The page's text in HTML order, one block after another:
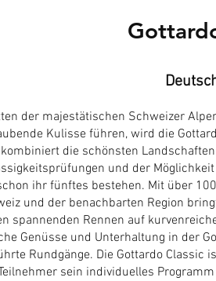
der majestätischen Schweizer
Kulisse führen, wird die
die schönsten
und der
ihr fünftes bestehen. Mit über
und der benachbarten Region
spannenden Rennen auf
Genüsse und Unterhaltung in der
Rundgänge. Die Gottardo Classic
sein individuelles